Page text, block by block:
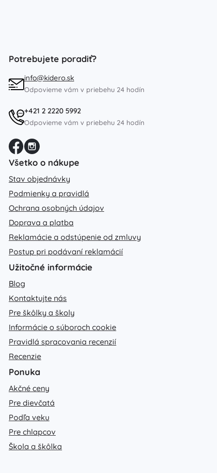
Potrebujete poradiť?
info@kidero.sk
Odpovieme vám v priebehu 24 hodín
+421 2 2220 5992
Odpovieme vám v priebehu 24 hodín
Všetko o nákupe
Stav objednávky
Podmienky a pravidlá
Ochrana osobných údajov
Doprava a platba
Reklamácie a odstúpenie od zmluvy
Postup pri podávaní reklamácií
Užitočné informácie
Blog
Kontaktujte nás
Pre škôlky a školy
Informácie o súboroch cookie
Pravidlá spracovania recenzií
Recenzie
Ponuka
Akčné ceny
Pre dievčatá
Podľa veku
Pre chlapcov
Škola a škôlka